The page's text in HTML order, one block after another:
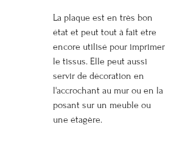
La plaque est en très bon
état et peut tout à fait être
encore utilisé pour imprimer
le tissus. Elle peut aussi
servir de décoration en
l'accrochant au mur ou en la
posant sur un meuble ou
une étagère.